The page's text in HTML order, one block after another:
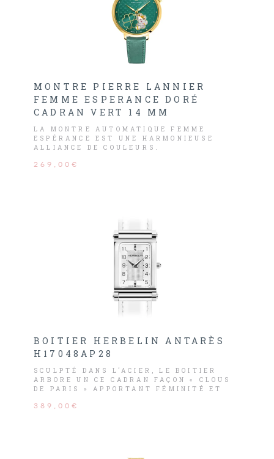
MONTRE PIERRE LANNIER
FEMME ESPERANCE DORÉ
CADRAN VERT 14 MM
LA MONTRE AUTOMATIQUE FEMME
ESPÉRANCE EST UNE HARMONIEUSE
ALLIANCE DE COULEURS.
269,00€
BOITIER HERBELIN ANTARÈS
H17048AP28
SCULPTÉ DANS L’ACIER, LE BOITIER
ARBORE UN CE CADRAN FAÇON « CLOUS
DE PARIS » APPORTANT FÉMINITÉ ET
INDEX EN DIAMANTS À 12H ET 6H, CE
389,00€